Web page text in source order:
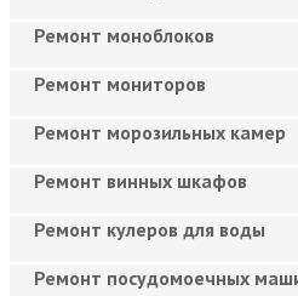
Ремонт моноблоков
Ремонт мониторов
Ремонт морозильных камер
Ремонт винных шкафов
Ремонт кулеров для воды
Ремонт посудомоечных